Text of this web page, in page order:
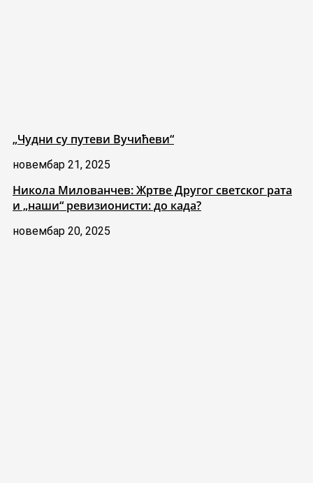
„Чудни су путеви Вучићеви“
новембар 21, 2025
Никола Милованчев: Жртве Другог светског рата
и „наши“ ревизионисти: до када?
новембар 20, 2025